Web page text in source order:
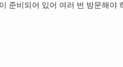
준비되어 있어 여러 번 방문해야